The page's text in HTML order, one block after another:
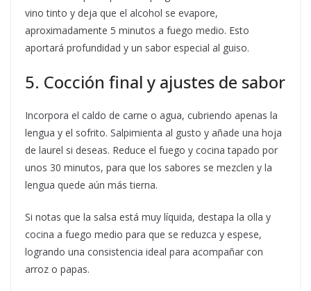
vino tinto y deja que el alcohol se evapore,
aproximadamente 5 minutos a fuego medio. Esto
aportará profundidad y un sabor especial al guiso.
5. Cocción final y ajustes de sabor
Incorpora el caldo de carne o agua, cubriendo apenas la
lengua y el sofrito. Salpimienta al gusto y añade una hoja
de laurel si deseas. Reduce el fuego y cocina tapado por
unos 30 minutos, para que los sabores se mezclen y la
lengua quede aún más tierna.
Si notas que la salsa está muy líquida, destapa la olla y
cocina a fuego medio para que se reduzca y espese,
logrando una consistencia ideal para acompañar con
arroz o papas.